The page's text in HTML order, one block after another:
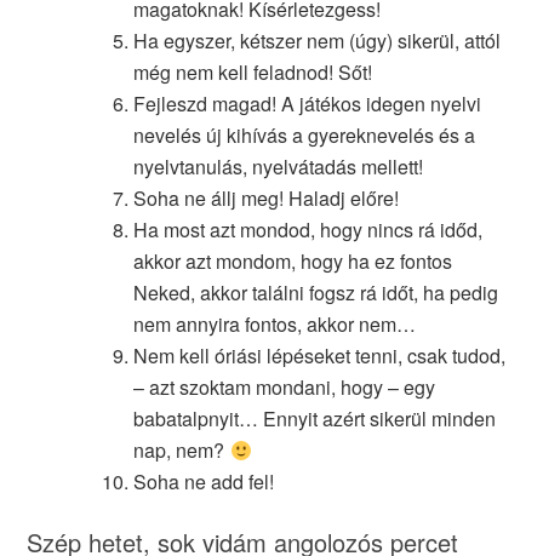
magatoknak! Kísérletezgess!
Ha egyszer, kétszer nem (úgy) sikerül, attól
még nem kell feladnod! Sőt!
Fejleszd magad! A játékos idegen nyelvi
nevelés új kihívás a gyereknevelés és a
nyelvtanulás, nyelvátadás mellett!
Soha ne állj meg! Haladj előre!
Ha most azt mondod, hogy nincs rá időd,
akkor azt mondom, hogy ha ez fontos
Neked, akkor találni fogsz rá időt, ha pedig
nem annyira fontos, akkor nem…
Nem kell óriási lépéseket tenni, csak tudod,
– azt szoktam mondani, hogy – egy
babatalpnyit… Ennyit azért sikerül minden
nap, nem?
Soha ne add fel!
Szép hetet, sok vidám angolozós percet